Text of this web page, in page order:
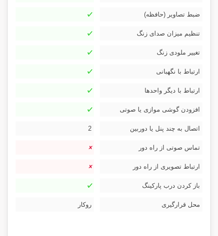
ضبط تصاویر (حافظه)
تنظیم میزان صدای زنگ
تغییر ملودی زنگ
ارتباط با نگهبانی
ارتباط با دیگر واحدها
افزودن گوشی موازی یا صوتی
اتصال به چند پنل یا دوربین 2
تماس صوتی از راه دور
ارتباط تصویری از راه دور
باز کردن درب پارکینگ
محل قرارگیری روکار